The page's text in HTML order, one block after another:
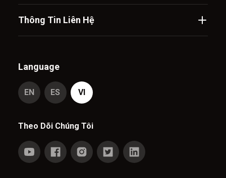
Thông Tin Liên Hệ
Language
EN ES VI
Theo Dõi Chúng Tôi